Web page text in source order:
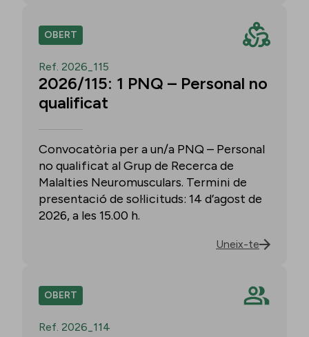
OBERT
Ref. 2026_115
2026/115: 1 PNQ – Personal no
qualificat
Convocatòria per a un/a PNQ – Personal
no qualificat al Grup de Recerca de
Malalties Neuromusculars. Termini de
presentació de sol·licituds: 14 d’agost de
2026, a les 15.00 h.
Uneix-te
OBERT
Ref. 2026_114